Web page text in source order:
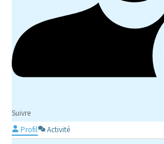
Suivre
Profil
Activité